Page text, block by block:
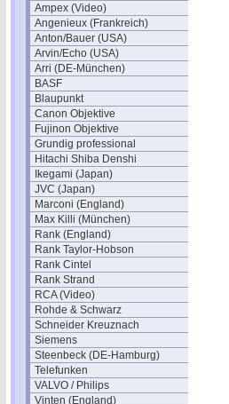
Ampex (Video)
Angenieux (Frankreich)
Anton/Bauer (USA)
Arvin/Echo (USA)
Arri (DE-München)
BASF
Blaupunkt
Canon Objektive
Fujinon Objektive
Grundig professional
Hitachi Shiba Denshi
Ikegami (Japan)
JVC (Japan)
Marconi (England)
Max Killi (München)
Rank (England)
Rank Taylor-Hobson
Rank Cintel
Rank Strand
RCA (Video)
Rohde & Schwarz
Schneider Kreuznach
Siemens
Steenbeck (DE-Hamburg)
Telefunken
VALVO / Philips
Vinten (England)